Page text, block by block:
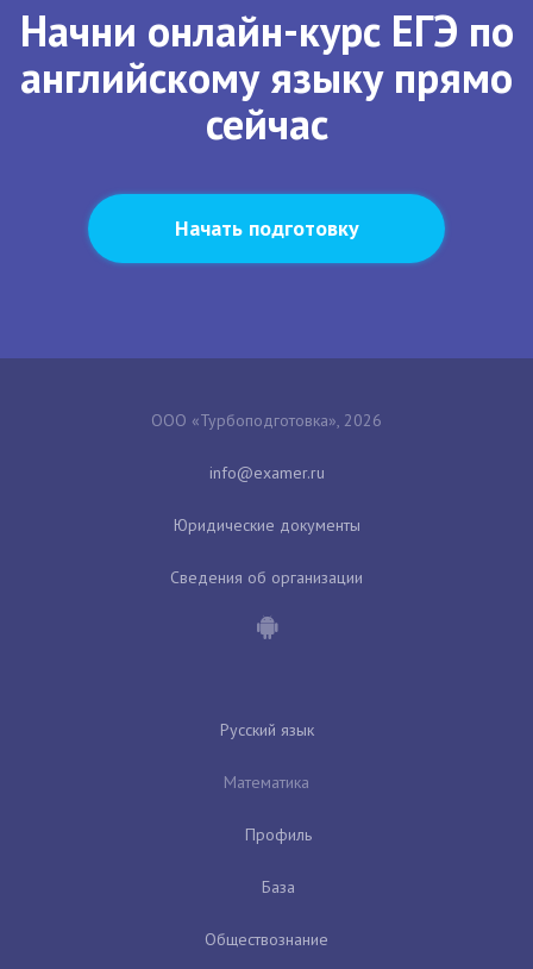
Начни онлайн-курс ЕГЭ по
английскому языку прямо
сейчас
Начать подготовку
ООО «Турбоподготовка», 2026
Юридические документы
Сведения об организации
Русский язык
Математика
Профиль
База
Обществознание